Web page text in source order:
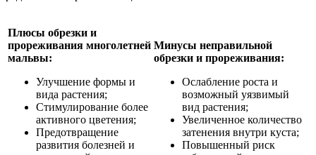
Плюсы обрезки и
прореживания многолетней
мальвы:
Улучшение формы и
вида растения;
Стимулирование более
активного цветения;
Предотвращение
развития болезней и
Минусы неправильной
обрезки и прореживания:
Ослабление роста и
возможный уязвимый
вид растения;
Увеличенное количество
затенения внутри куста;
Повышенный риск